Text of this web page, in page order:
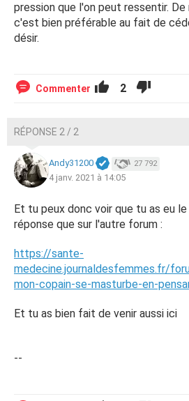
pression que l'on peut ressentir.
c'est bien préférable au fait de
désir.
Commenter 2
RÉPONSE 2 / 2
Andy31200 27 792
4 janv. 2021 à 14:05
Et tu peux donc voir que tu as eu
réponse que sur l'autre forum :
https://sante-
medecine.journaldesfemmes.fr/
mon-copain-se-masturbe-en-
Et tu as bien fait de venir aussi ici
--